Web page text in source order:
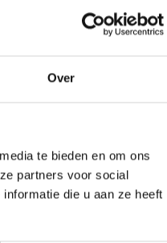
Over
te bieden en om ons
partners voor social
die u aan ze heeft